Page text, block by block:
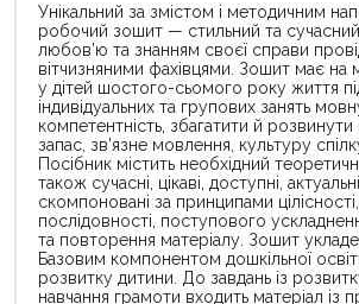
Унікальний за змістом і методичним
робочий зошит — стильний та
любов’ю та знанням своєї справи
вітчизняними фахівцями. Зошит має на
у дітей шостого-сьомого року життя
індивідуальних та групових занять
компетентність, збагатити й
запас, зв’язне мовлення, культуру
Посібник містить необхідний
також сучасні, цікаві, доступні,
скомпоновані за принципами
послідовності, поступового
та повторення матеріалу. Зошит
Базовим компонентом дошкільної
розвитку дитини. До завдань із
навчання грамоти входить матеріал із